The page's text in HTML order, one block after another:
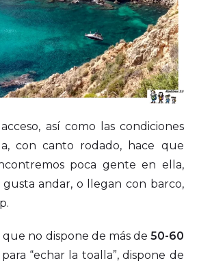
así como las condiciones
con canto rodado, hace que
poca gente en ella,
andar, o llegan con barco,
que no dispone de más de 50-60
“echar la toalla”, dispone de